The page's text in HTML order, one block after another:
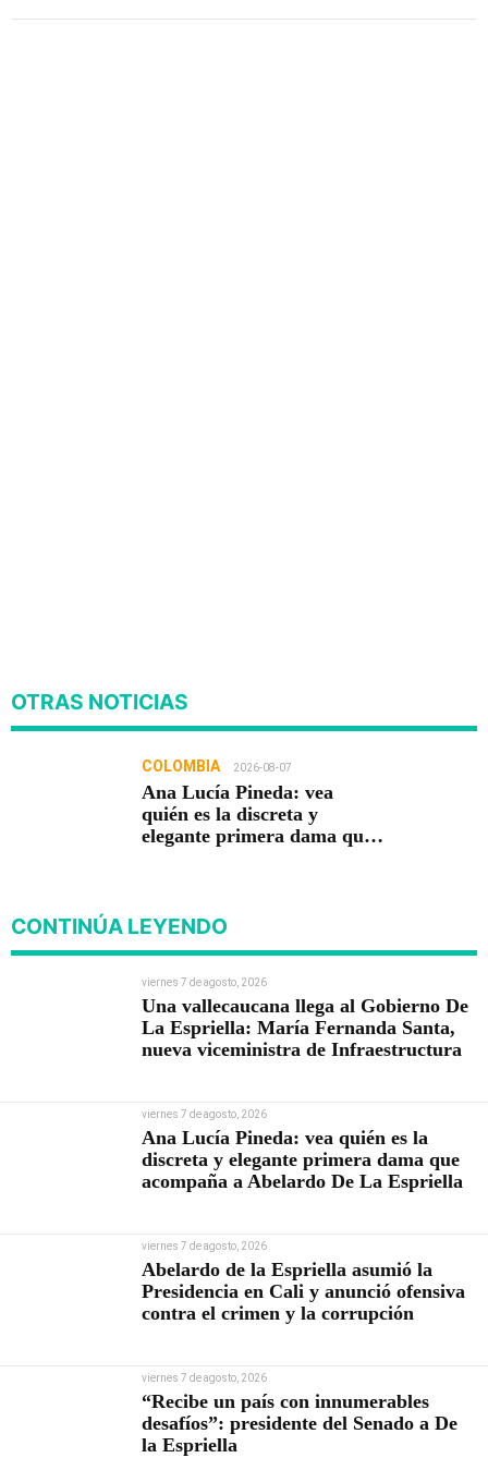
OTRAS NOTICIAS
COLOMBIA 2026-08-07
Ana Lucía Pineda: vea
quién es la discreta y
elegante primera dama que
CONTINÚA LEYENDO
viernes 7 de agosto, 2026
Una vallecaucana llega al Gobierno De
La Espriella: María Fernanda Santa,
nueva viceministra de Infraestructura
viernes 7 de agosto, 2026
Ana Lucía Pineda: vea quién es la
discreta y elegante primera dama que
acompaña a Abelardo De La Espriella
viernes 7 de agosto, 2026
Abelardo de la Espriella asumió la
Presidencia en Cali y anunció ofensiva
contra el crimen y la corrupción
viernes 7 de agosto, 2026
“Recibe un país con innumerables
desafíos”: presidente del Senado a De
la Espriella